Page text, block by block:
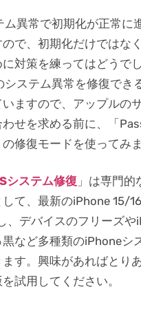
ム異常で初期化が正常に
で、初期化だけではな
対策を練ってはどうで
システム異常を修復でき
ますので、アップルの
せを求める前に、「
修復モードを使ってみ
システム修復 」は専門
て、最新のiPhone 15/
、デバイスのフリーズや
など多種類のiPhoneシ
す。興味があればとり
試用してください。